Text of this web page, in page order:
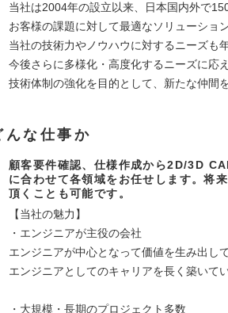
当社は2004年の設立以来、日本国内外で
お客様の課題に対して最適なソリューショ
当社の技術力やノウハウに対するニーズも
今後さらに多様化・高度化するニーズに応
技術体制の強化を目的として、新たな仲間
んな仕事か
顧客要件確認、仕様作成から2D/3D
に合わせて各領域をお任せします。将
頂くことも可能です。
【当社の魅力】
・エンジニアが主役の会社
エンジニアが中心となって価値を生み出し
エンジニアとしてのキャリアを長く築いて
・大規模・長期のプロジェクト多数